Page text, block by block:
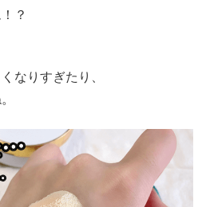
？
なりすぎたり、